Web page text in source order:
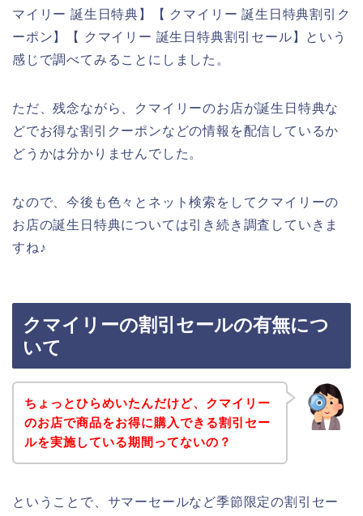
マイリー 誕生日特典】【 クマイリー 誕生日特典割引ク
ーポン】【 クマイリー 誕生日特典割引セール】という
感じで調べてみることにしました。
ただ、残念ながら、クマイリーのお店が誕生日特典な
どでお得な割引クーポンなどの情報を配信しているか
どうかは分かりませんでした。
なので、今後も色々とネット検索をしてクマイリーの
お店の誕生日特典については引き続き調査していきま
すね♪
クマイリーの割引セールの有無につ
いて
ちょっとひらめいたんだけど、クマイリー
のお店で商品をお得に購入できる割引セー
ルを実施している期間ってないの？
ということで、サマーセールなど季節限定の割引セー